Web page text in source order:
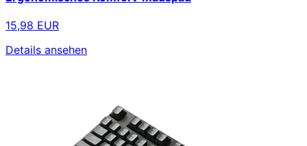
15,98 EUR
Details ansehen